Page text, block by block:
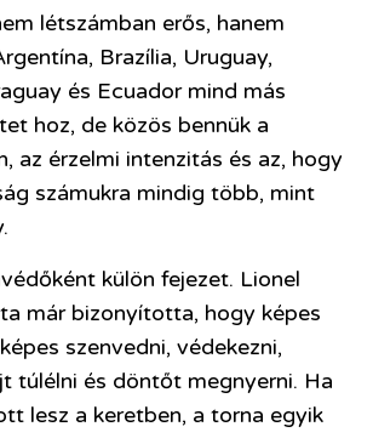
létszámban erős, hanem
Brazília, Uruguay,
és Ecuador mind más
hoz, de közös bennük a
az érzelmi intenzitás és az, hogy
számukra mindig több, mint
külön fejezet. Lionel
már bizonyította, hogy képes
szenvedni, védekezni,
túlélni és döntőt megnyerni. Ha
lesz a keretben, a torna egyik